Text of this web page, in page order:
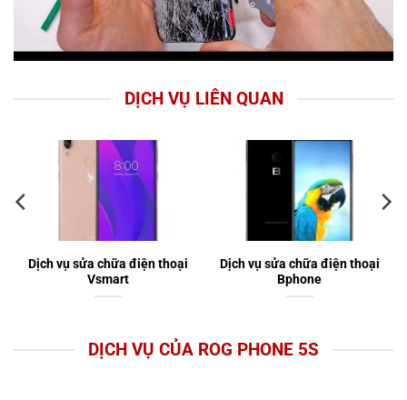
DỊCH VỤ LIÊN QUAN
Dịch vụ sửa chữa điện thoại
Vsmart
Dịch vụ sửa chữa điện thoại
Bphone
DỊCH VỤ CỦA ROG PHONE 5S